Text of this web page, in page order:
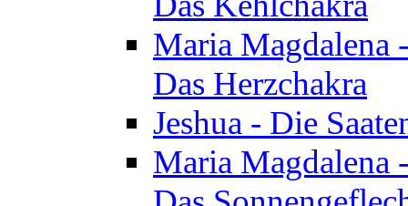
Maria Magdalena
Das Herzchakra
Jeshua - Die
Maria Magdalena